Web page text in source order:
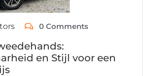
0 Comments
en Stijl voor een